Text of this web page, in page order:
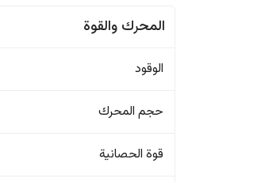
المحرك والقوة
الوقود
حجم المحرك
قوة الحصانية